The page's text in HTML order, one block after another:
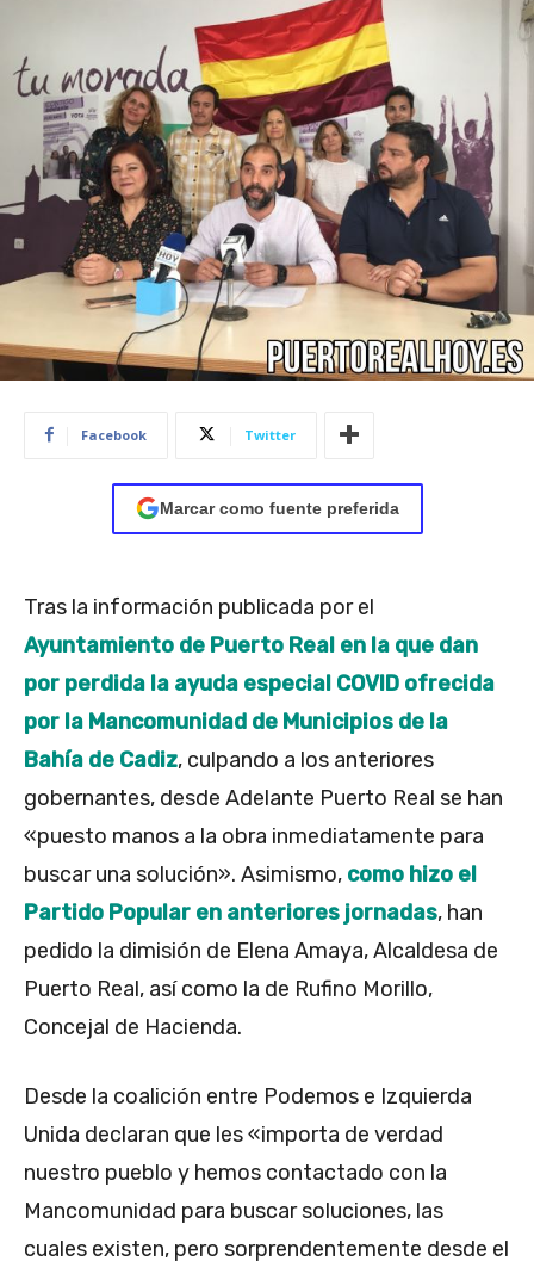
Facebook Twitter
Marcar como fuente preferida
Tras la información publicada por el
Ayuntamiento de Puerto Real en la que dan
por perdida la ayuda especial COVID ofrecida
por la Mancomunidad de Municipios de la
Bahía de Cadiz, culpando a los anteriores
gobernantes, desde Adelante Puerto Real se han
«puesto manos a la obra inmediatamente para
buscar una solución». Asimismo, como hizo el
Partido Popular en anteriores jornadas, han
pedido la dimisión de Elena Amaya, Alcaldesa de
Puerto Real, así como la de Rufino Morillo,
Concejal de Hacienda.
Desde la coalición entre Podemos e Izquierda
Unida declaran que les «importa de verdad
nuestro pueblo y hemos contactado con la
Mancomunidad para buscar soluciones, las
cuales existen, pero sorprendentemente desde el